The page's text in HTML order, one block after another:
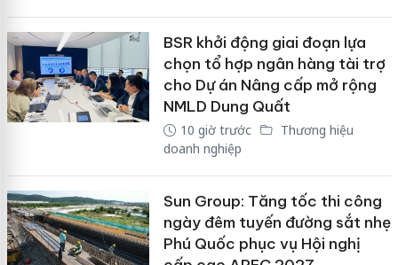
BSR khởi động giai đoạn lựa
chọn tổ hợp ngân hàng tài trợ
cho Dự án Nâng cấp mở rộng
NMLD Dung Quất
10 giờ trước
Thương hiệu
doanh nghiệp
Sun Group: Tăng tốc thi công
ngày đêm tuyến đường sắt nhẹ
Phú Quốc phục vụ Hội nghị